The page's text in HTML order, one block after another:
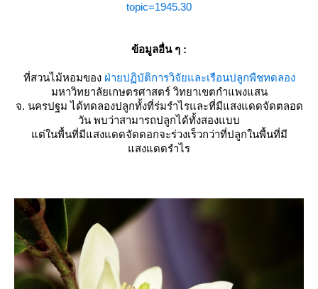
topic=1945.30
ข้อมูลอื่น ๆ :
ที่สวนไม้หอมของ ฝ่ายปฏิบัติการวิจัยและเรือนปลูกพืชทดลอง
มหาวิทยาลัยเกษตรศาสตร์ วิทยาเขตกำแพงแสน
จ. นครปฐม ได้ทดลองปลูกทั้งที่ร่มรำไรและที่มีแสงแดดจัดตลอด
วัน พบว่าสามารถปลูกได้ทั้งสองแบบ
ต่ในพื้นที่มีแสงแดดจัดดอกจะร่วงเร็วกว่าที่ปลูกในพื้นที่มี
สงแดดรำไร